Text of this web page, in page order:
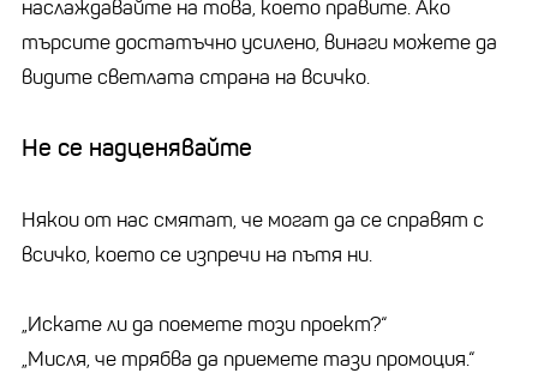
наслаждавайте на това, което правите. Ако
търсите достатъчно усилено, винаги можете да
видите светлата страна на всичко.
Не се надценявайте
Някои от нас смятат, че могат да се справят с
всичко, което се изпречи на пътя ни.
„Искате ли да поемете този проект?“
„Мисля, че трябва да приемете тази промоция.“